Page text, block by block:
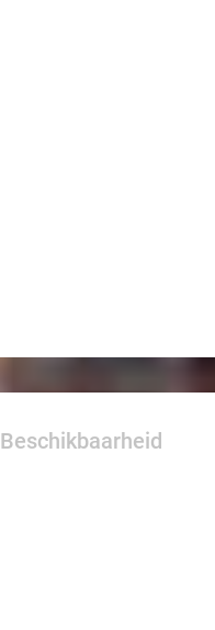
Beschikbaarheid